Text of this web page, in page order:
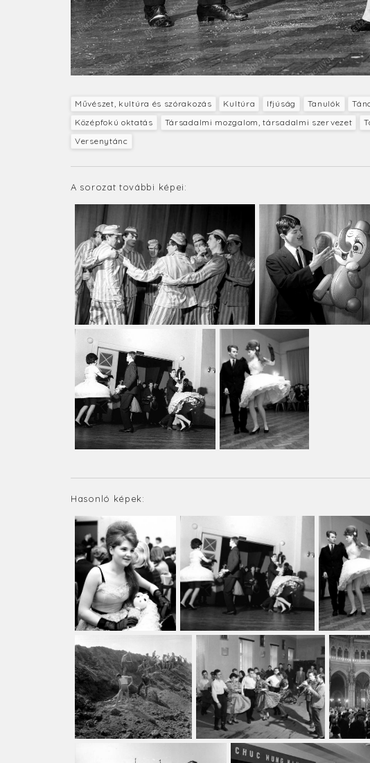
Művészet, kultúra és szórakozás Kultúra Ifjúság Tanulók
Középfokú oktatás
Társadalmi mozgalom, társadalmi szervezet
Versenytánc
A sorozat további képei:
Hasonló képek: